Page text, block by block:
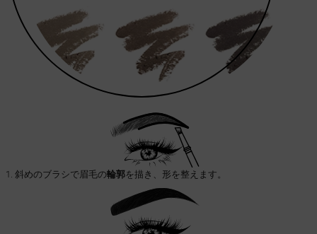
1. 斜めのブラシで眉毛の輪郭を描き、形を整えます。